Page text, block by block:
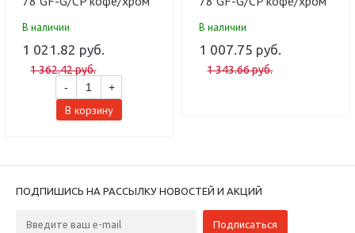
В наличии
1 021.82 руб.
1 362.42 руб.
-
+
В корзину
В наличии
1 007.75 руб.
1 343.66 руб.
ПОДПИШИСЬ НА РАССЫЛКУ НОВОСТЕЙ И АКЦИЙ